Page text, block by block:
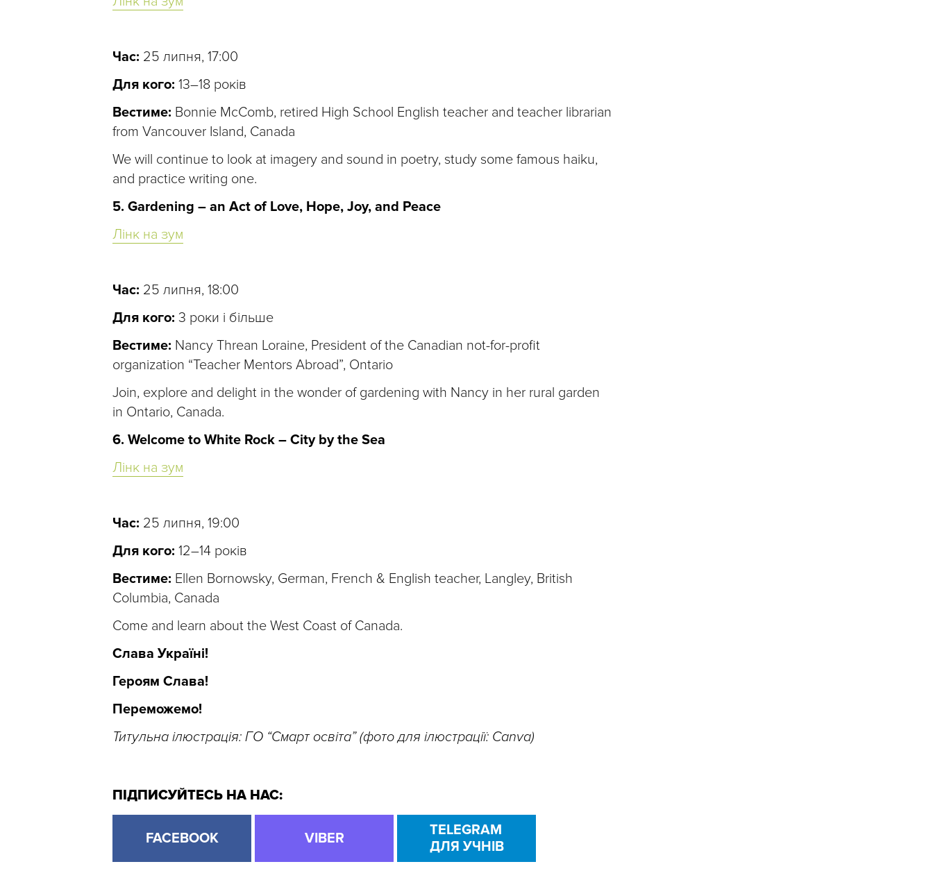
Час: 25 липня, 17:00
Для кого: 13–18 років
Вестиме: Bonnie McComb, retired High School English teacher and teacher librarian
from Vancouver Island, Canada
We will continue to look at imagery and sound in poetry, study some famous haiku,
and practice writing one.
5. Gardening – an Act of Love, Hope, Joy, and Peace
Лінк на зум
Час: 25 липня, 18:00
Для кого: 3 роки і більше
Вестиме: Nancy Threan Loraine, President of the Canadian not-for-profit
organization “Teacher Mentors Abroad”, Ontario
Join, explore and delight in the wonder of gardening with Nancy in her rural garden
in Ontario, Canada.
6. Welcome to White Rock – City by the Sea
Лінк на зум
Час: 25 липня, 19:00
Для кого: 12–14 років
Вестиме: Ellen Bornowsky, German, French & English teacher, Langley, British
Columbia, Canada
Come and learn about the West Coast of Canada.
Слава Україні!
Героям Слава!
Переможемо!
Титульна ілюстрація: ГО “Смарт освіта” (фото для ілюстрації: Canva)
ПІДПИСУЙТЕСЬ НА НАС:
FACEBOOK VIBER
TELEGRAM
ДЛЯ УЧНІВ